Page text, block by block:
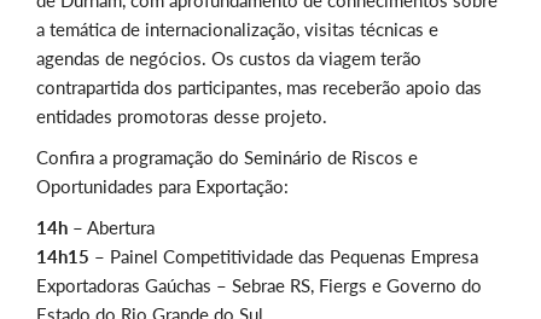
a temática de internacionalização, visitas técnicas e
agendas de negócios. Os custos da viagem terão
contrapartida dos participantes, mas receberão apoio das
entidades promotoras desse projeto.
Confira a programação do Seminário de Riscos e
Oportunidades para Exportação:
14h – Abertura
14h15 – Painel Competitividade das Pequenas Empresa
Exportadoras Gaúchas – Sebrae RS, Fiergs e Governo do
Estado do Rio Grande do Sul